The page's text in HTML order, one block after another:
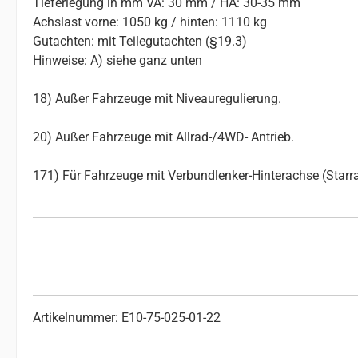
Tieferlegung in mm VA: 30 mm / HA: 30-35 mm
Achslast vorne: 1050 kg / hinten: 1110 kg
Gutachten: mit Teilegutachten (§19.3)
Hinweise: A) siehe ganz unten
18) Außer Fahrzeuge mit Niveauregulierung.
20) Außer Fahrzeuge mit Allrad-/4WD- Antrieb.
171) Für Fahrzeuge mit Verbundlenker-Hinterachse
Artikelnummer: E10-75-025-01-22